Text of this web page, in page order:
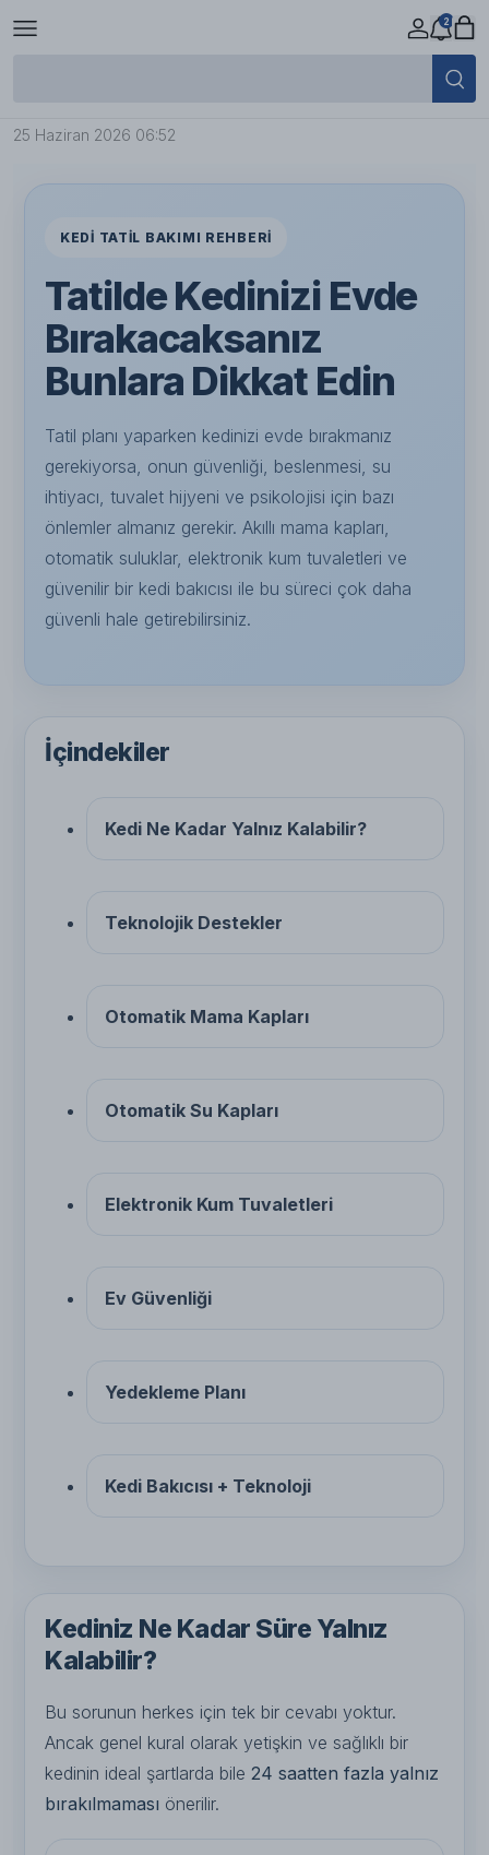
2
Tatilde Kedinizi Evde Bırakacaksanız
25 Haziran 2026 06:52
KEDI TATIL BAKIMI REHBERI
Tatilde Kedinizi Evde
Bırakacaksanız
Bunlara Dikkat Edin
Tatil planı yaparken kedinizi evde bırakmanız
gerekiyorsa, onun güvenliği, beslenmesi, su
ihtiyacı, tuvalet hijyeni ve psikolojisi için bazı
önlemler almanız gerekir. Akıllı mama kapları,
otomatik suluklar, elektronik kum tuvaletleri ve
güvenilir bir kedi bakıcısı ile bu süreci çok daha
güvenli hale getirebilirsiniz.
İçindekiler
Kedi Ne Kadar Yalnız Kalabilir?
Teknolojik Destekler
Otomatik Mama Kapları
Otomatik Su Kapları
Elektronik Kum Tuvaletleri
Ev Güvenliği
Yedekleme Planı
Kedi Bakıcısı + Teknoloji
Kediniz Ne Kadar Süre Yalnız
Kalabilir?
Bu sorunun herkes için tek bir cevabı yoktur.
Ancak genel kural olarak yetişkin ve sağlıklı bir
kedinin ideal şartlarda bile 24 saatten fazla yalnız
bırakılmaması önerilir.